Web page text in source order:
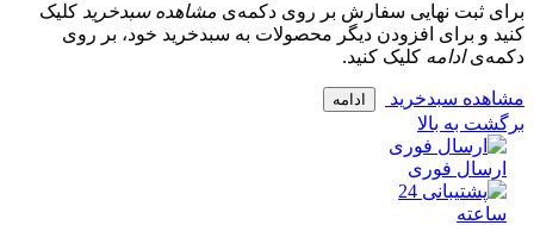
ثبت نهایی سفارش بر روی دکمه‌یمشاهده سبدخریدکلیک
و برای افزودن دیگر محصولات به سبدخرید خود، بر روی
ادامهکلیک کنید.
سبدخرید ادامه
به بالا
فوری